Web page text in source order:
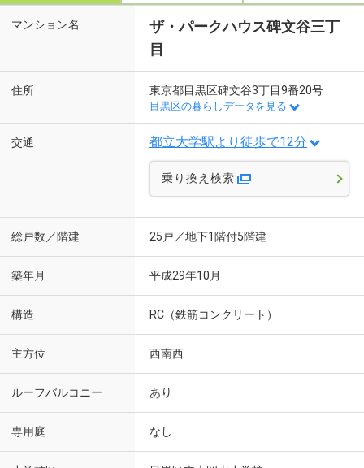
マンション名
ザ・パークハウス碑文谷三丁
目
住所 東京都目黒区碑文谷3丁目9番20号
目黒区の暮らしデータを見る
交通 都立大学駅より徒歩で12分
乗り換え検索
総戸数／階建 25戸／地下1階付5階建
築年月 平成29年10月
構造 RC（鉄筋コンクリート）
主方位 西南西
ルーフバルコニー あり
専用庭 なし